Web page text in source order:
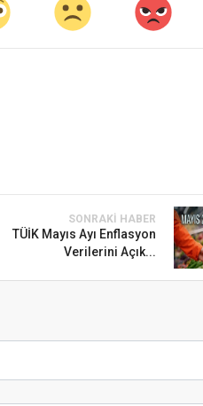
SONRAKI HABER
TÜİK Mayıs Ayı Enflasyon
Verilerini Açık...